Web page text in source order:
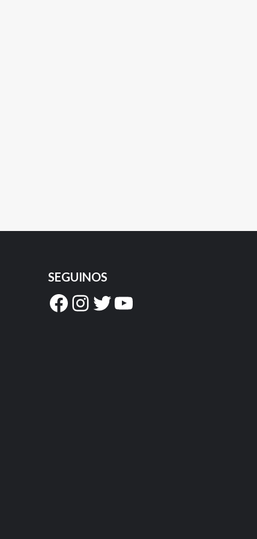
SEGUINOS
Facebook
Instagram
Twitter
YouTube